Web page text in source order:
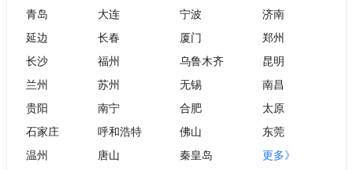
青岛
大连 宁波
济南
延边
长春 厦门
郑州
长沙
福州 乌鲁木齐
昆明
兰州
苏州 无锡
南昌
贵阳
南宁 合肥
太原
石家庄
呼和浩特 佛山
东莞
温州
唐山 秦皇岛 更多》